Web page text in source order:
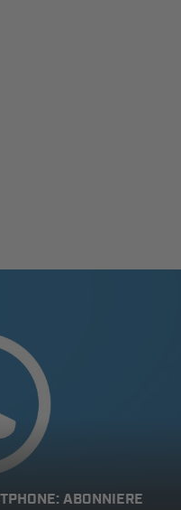
ABONNIERE